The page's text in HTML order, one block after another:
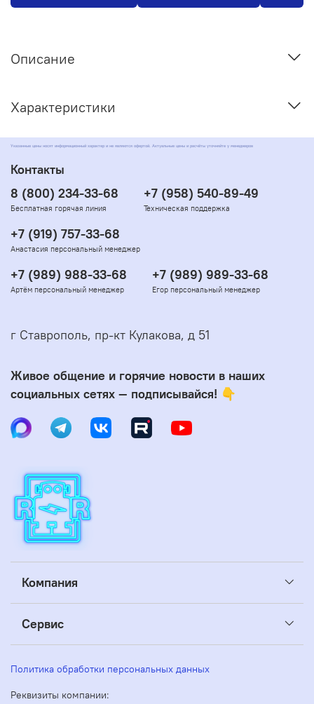
Описание
Характеристики
Указанные цены носят информационный характер и не являются офертой. Актуальные цены и расчёты уточняйте у менеджеров
Компания
Сервис
Контакты
8 (800) 234-33-68
Бесплатная горячая линия
+7 (958) 540-89-49
Техническая поддержка
+7 (919) 757-33-68
Анастасия персональный менеджер
+7 (989) 988-33-68
Артём персональный менеджер
+7 (989) 989-33-68
Егор персональный менеджер
г Ставрополь, пр-кт Кулакова, д 51
Живое общение и горячие новости в наших
социальных сетях — подписывайся! 👇
Политика обработки персональных данных
Реквизиты компании: